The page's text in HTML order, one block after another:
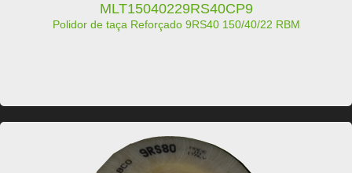
MLT15040229RS40CP9
Polidor de taça Reforçado 9RS40 150/40/22 RBM